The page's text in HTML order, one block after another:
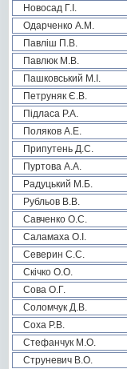
Новосад Г.І.
Одарченко А.М.
Павліш П.В.
Павлюк М.В.
Пашковський М.І.
Петруняк Є.В.
Підласа Р.А.
Поляков А.Е.
Припутень Д.С.
Пуртова А.А.
Радуцький М.Б.
Рубльов В.В.
Савченко О.С.
Саламаха О.І.
Северин С.С.
Скічко О.О.
Сова О.Г.
Соломчук Д.В.
Соха Р.В.
Стефанчук М.О.
Струневич В.О.